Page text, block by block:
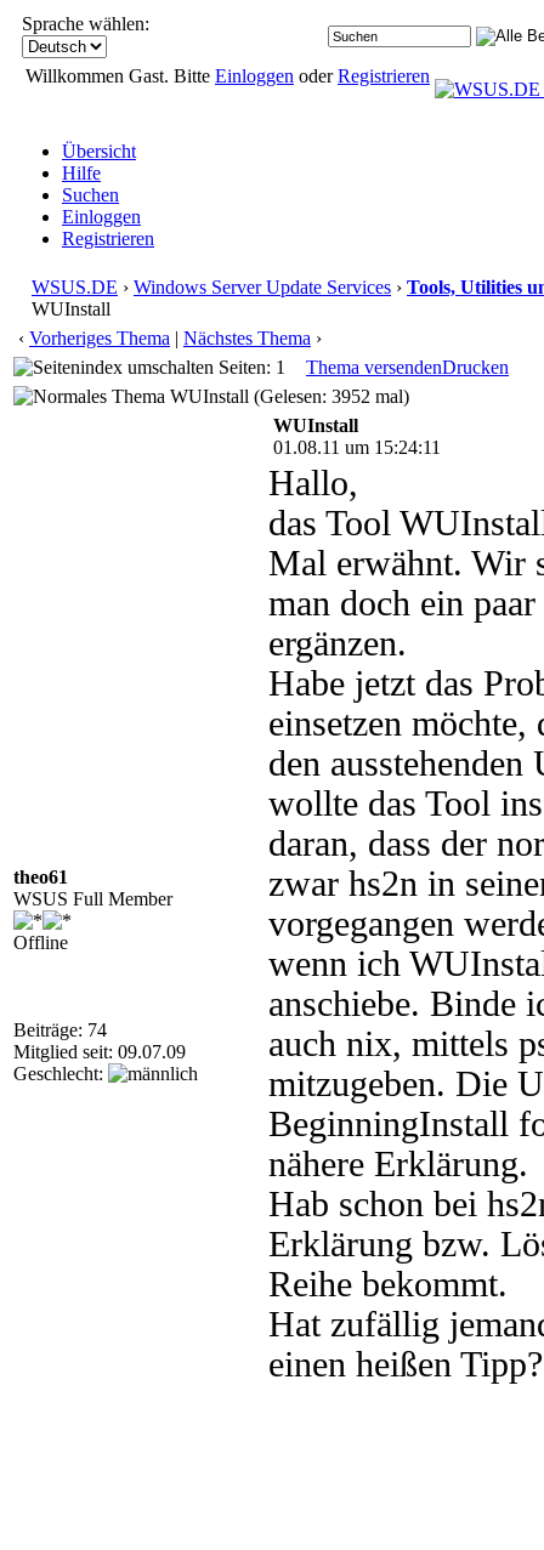
Sprache wählen:
Willkommen Gast. Bitte Einloggen oderRegistrieren
Übersicht
Hilfe
Suchen
Einloggen
Registrieren
WSUS.DE › Windows Server Update Services › Tools, Utilities
WUInstall
‹ Vorheriges Thema | Nächstes Thema ›
Seiten: 1
Thema versendenDrucken
WUInstall (Gelesen: 3952 mal)
theo61
WSUS Full Member
Offline
Beiträge: 74
Mitglied seit: 09.07.09
Geschlecht:
WUInstall
01.08.11 um 15:24:11
Hallo,
das Tool
Mal erwähnt. Wir
man doch ein
ergänzen.
Habe jetzt das
einsetzen
den
wollte das Tool
daran, dass der
zwar hs2n in
vorgegangen
wenn ich
anschiebe. Binde
auch nix, mittels
mitzugeben. Die
BeginningInstall
nähere Erklärung.
Hab schon bei
Erklärung bzw.
Reihe bekommt.
Hat zufällig
einen heißen Tipp?